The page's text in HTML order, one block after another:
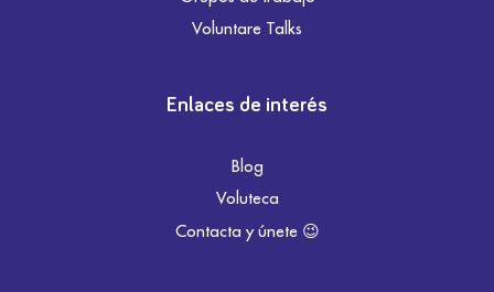
Voluntare Talks
Enlaces de interés
Blog
Voluteca
Contacta y únete 😉